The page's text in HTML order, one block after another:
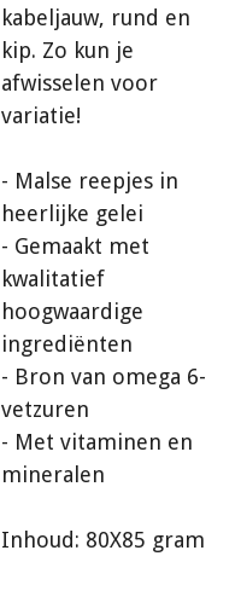
kabeljauw, rund en
kip. Zo kun je
afwisselen voor
variatie!
- Malse reepjes in
heerlijke gelei
- Gemaakt met
kwalitatief
hoogwaardige
ingrediënten
- Bron van omega 6-
vetzuren
- Met vitaminen en
mineralen
Inhoud: 80X85 gram